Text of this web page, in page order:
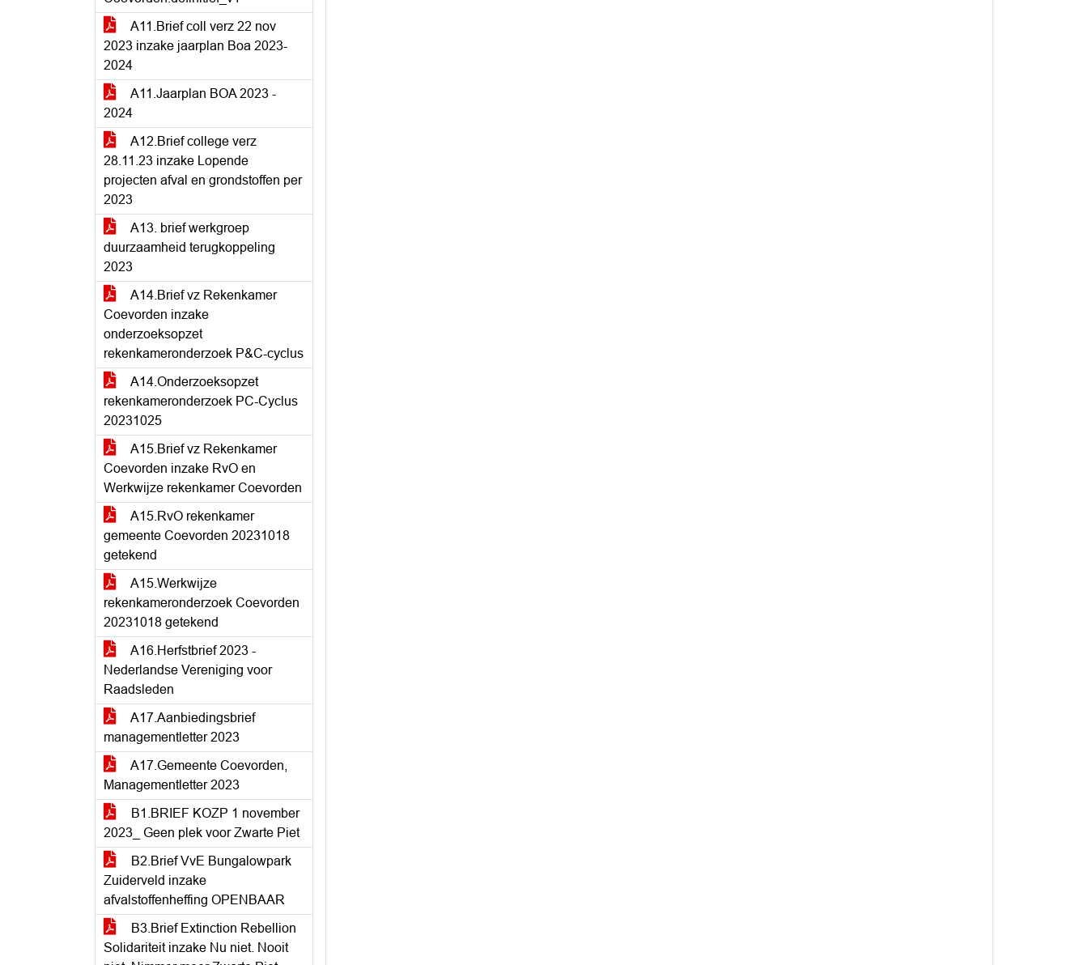
A11.Brief coll verz 22 nov
2023 inzake jaarplan Boa 2023-
2024
A11.Jaarplan BOA 2023 -
2024
A12.Brief college verz
28.11.23 inzake Lopende
projecten afval en grondstoffen per
2023
A13. brief werkgroep
duurzaamheid terugkoppeling
2023
A14.Brief vz Rekenkamer
Coevorden inzake
onderzoeksopzet
rekenkameronderzoek P&C-cyclus
A14.Onderzoeksopzet
rekenkameronderzoek PC-Cyclus
20231025
A15.Brief vz Rekenkamer
Coevorden inzake RvO en
Werkwijze rekenkamer Coevorden
A15.RvO rekenkamer
gemeente Coevorden 20231018
getekend
A15.Werkwijze
rekenkameronderzoek Coevorden
20231018 getekend
A16.Herfstbrief 2023 -
Nederlandse Vereniging voor
Raadsleden
A17.Aanbiedingsbrief
managementletter 2023
A17.Gemeente Coevorden,
Managementletter 2023
B1.BRIEF KOZP 1 november
2023_ Geen plek voor Zwarte Piet
B2.Brief VvE Bungalowpark
Zuiderveld inzake
afvalstoffenheffing OPENBAAR
B3.Brief Extinction Rebellion
Solidariteit inzake Nu niet. Nooit